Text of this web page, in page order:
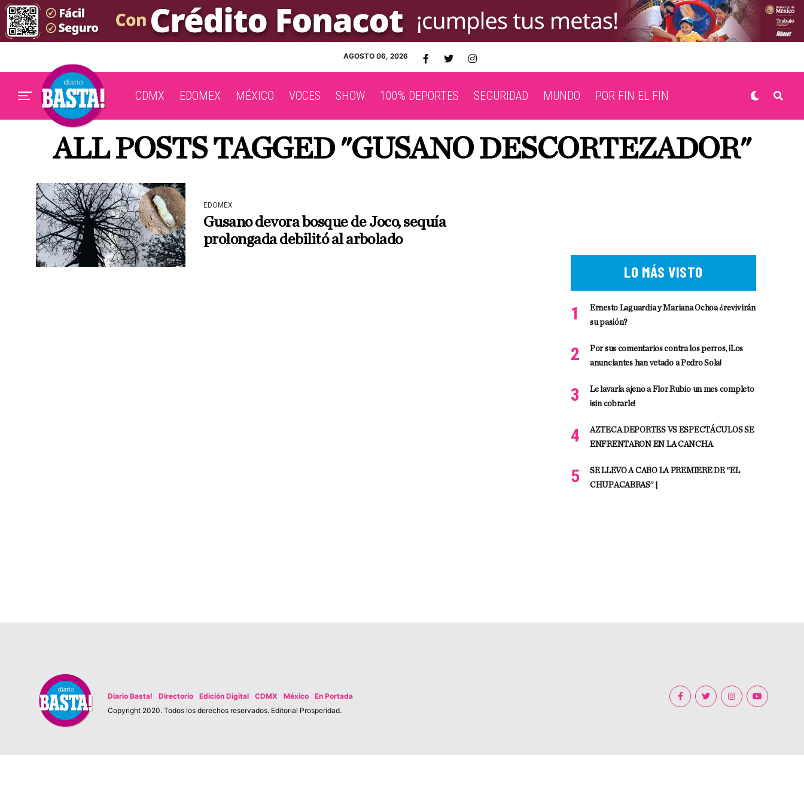
AGOSTO 06, 2026
CDMX EDOMEX MÉXICO VOCES SHOW 100% DEPORTES SEGURIDAD MUNDO POR FIN EL FIN
ALL POSTS TAGGED "GUSANO DESCORTEZADOR"
EDOMEX
Gusano devora bosque de Joco, sequía
prolongada debilitó al arbolado
LO MÁS VISTO
Ernesto Laguardia y Mariana Ochoa ¿revivirán
su pasión?
Por sus comentarios contra los perros, ¡Los
anunciantes han vetado a Pedro Sola!
Le lavaría ajeno a Flor Rubio un mes completo
¡sin cobrarle!
AZTECA DEPORTES VS ESPECTÁCULOS SE
ENFRENTARON EN LA CANCHA
SE LLEVO A CABO LA PREMIERE DE “EL
CHUPACABRAS” |
Diario Basta! Directorio Edición Digital CDMX México
En Portada
Copyright 2020. Todos los derechos reservados. Editorial Prosperidad.